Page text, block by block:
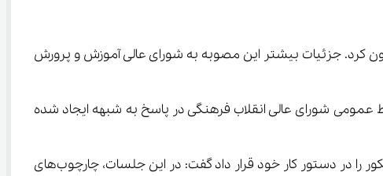
۱۱ و ۱۲ و حذف پایه دهم، معادلات کنکور را دگرگون کرد. جزئیات بیشتر این مصوبه به شورای عالی آموزش و پرورش
عمومی شورای عالی انقلاب فرهنگی در پاسخ به شبهه ایجاد شده
عباس میرزاحسینی با بیان اینکه شورای عالی انقلاب فرهنگی در چند جلسه اخیر، اصلاح و بازنگری مصوبه تاثیر معدل در کنکور را در دستور کار خود قرار داد گفت: در این جلسات، چارچوب‌های